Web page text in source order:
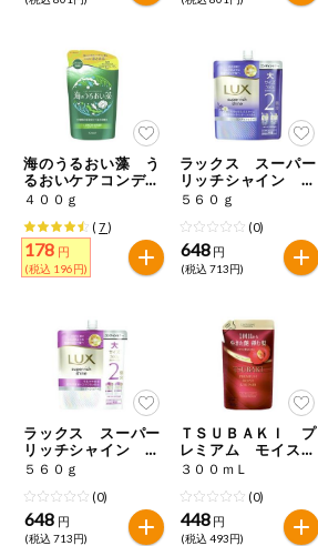
ミールキット
組合員さんの
リクエスト
よりすぐり
オーガニック
ベビー・キッ
ズ関連
サプリメン
ト・栄養補助
食品
アレルゲン対
応
エシカル
海のうるおい藻 う
るおいケアコンディ
ショナー 詰替用
４００ｇ
(7)
178 円
(税込 196円)
ラックス スーパー
リッチシャイン リ
ラックスナイトケア
まとまりコンディシ
ョナー つめかえ用
５６０ｇ
(0)
648 円
(税込 713円)
ラックス スーパー
リッチシャイン モ
イスチャー保湿コン
ディショナー つめ
かえ用
５６０ｇ
(0)
648 円
(税込 713円)
ＴＳＵＢＡＫＩ プ
レミアム モイスト
＆リペア コンディ
用
３００ｍＬ
(0)
448 円
(税込 493円)